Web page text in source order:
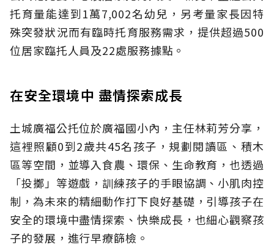
托育量能達到1萬7,002名幼兒，另考量家長因特
殊突發狀況而有臨時托育服務需求，提供超過500
位居家臨托人員及22處服務據點。
在安全環境中 盡情探索成長
土城廣福公托位於廣福國小內，主任林莉芳分享，
這裡照顧0到2歲共45名孩子，規劃閱讀區、積木
區等空間，並導入食農、環保、生命教育，也透過
「投擲」等遊戲，訓練孩子的手眼協調、小肌肉控
制，為未來的精細動作打下良好基礎，引導孩子在
安全的環境中盡情探索、快樂成長，也細心觀察孩
子的發展，進行早療篩檢。